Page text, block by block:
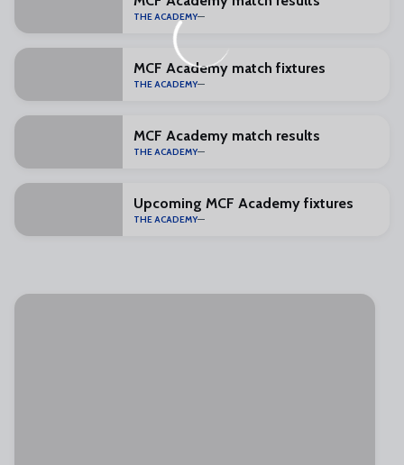
THE ACADEMY
MCF Academy match fixtures
THE ACADEMY
MCF Academy match results
THE ACADEMY
Upcoming MCF Academy fixtures
THE ACADEMY